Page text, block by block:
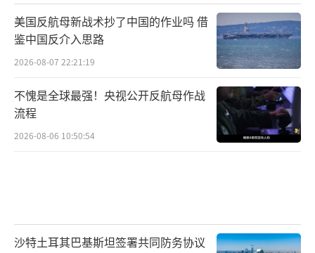
美国反航母新战术抄了中国的作业吗 借
鉴中国反介入思路
2026-08-07 22:21:19
不愧是全球最强！央视公开反航母作战
流程
2026-08-06 10:50:54
沙特土耳其巴基斯坦签署共同防务协议